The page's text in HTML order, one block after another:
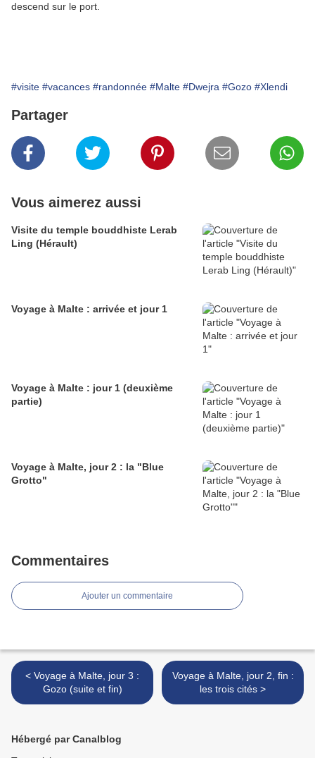
descend sur le port.
#visite #vacances #randonnée #Malte #Dwejra #Gozo #Xlendi
Partager
Vous aimerez aussi
Visite du temple bouddhiste Lerab
Ling (Hérault)
Voyage à Malte : arrivée et jour 1
Voyage à Malte : jour 1 (deuxième
partie)
Voyage à Malte, jour 2 : la "Blue
Grotto"
Commentaires
Ajouter un commentaire
< Voyage à Malte, jour 3 :
Gozo (suite et fin)
Voyage à Malte, jour 2, fin :
les trois cités >
Hébergé par Canalblog